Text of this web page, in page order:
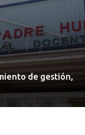
de gestión,